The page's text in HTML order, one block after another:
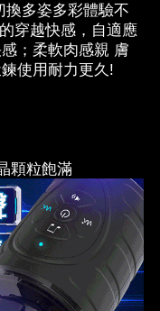
換多姿多彩體驗不
穿越快感，自適應
；柔軟肉感親 膚
使用耐力更久!
顆粒飽滿